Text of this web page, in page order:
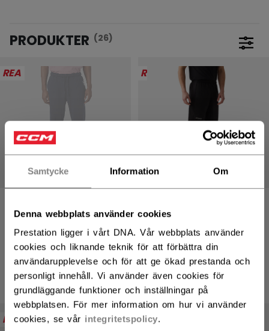
Samtycke Information Om
Denna webbplats använder cookies
Prestation ligger i vårt DNA. Vår webbplats använder
cookies och liknande teknik för att förbättra din
användarupplevelse och för att ge ökad prestanda och
personligt innehåll. Vi använder även cookies för
grundläggande funktioner och inställningar på
webbplatsen. För mer information om hur vi använder
cookies, se vår integritetspolicy.
PRODUKTER (26)
REA
MJUKISBYXOR
REA - 50% RABATT
299,50 kr Ursprungligt pris före rabatt var
599,00 kr
1 color
REA
149,50 krUrsprungligt pris
299,00 kr
2 colors
REA REA